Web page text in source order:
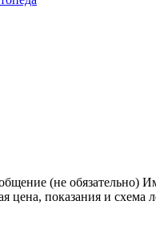
(не обязательно)
цена, показания и схема